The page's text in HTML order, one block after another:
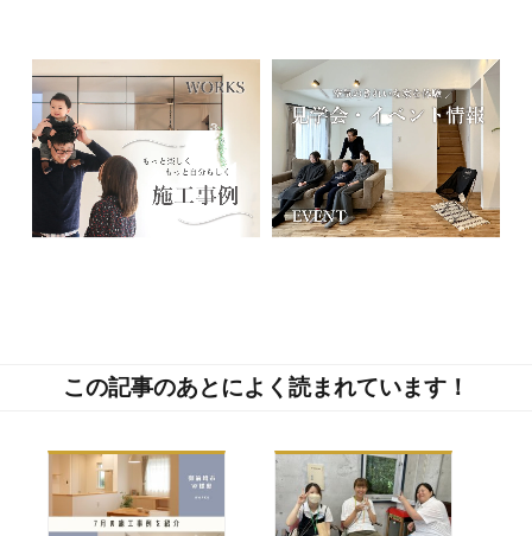
この記事のあとによく読まれています！